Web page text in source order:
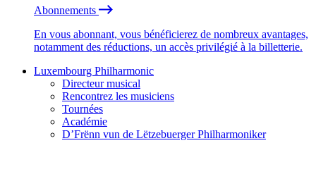
Abonnements
En vous abonnant, vous bénéficierez de nombreux avantages,
notamment des réductions, un accès privilégié à la billetterie.
Luxembourg Philharmonic
Directeur musical
Rencontrez les musiciens
Tournées
Académie
D’Frënn vun de Lëtzebuerger Philharmoniker